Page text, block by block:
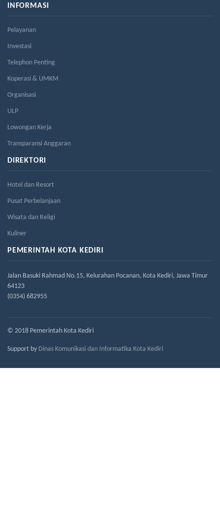
INFORMASI
Pelayanan
Investasi
Telephon Penting
Koperasi & UMKM
Organisasi
ULP
Lowongan Kerja
Transparansi Anggaran
DIREKTORI
Hotel dan Resort
Pusat Perbelanjaan
Wisata dan Religi
Kuliner
PEMERINTAH KOTA KEDIRI
Jalan Basuki Rahmad No.15, Kelurahan Pocanan, Kota Kediri, Jawa Timur
64123
(0354) 682955
© 2018 Pemerintah Kota Kediri
Support by Dinas Komunikasi dan Informatika Kota Kediri